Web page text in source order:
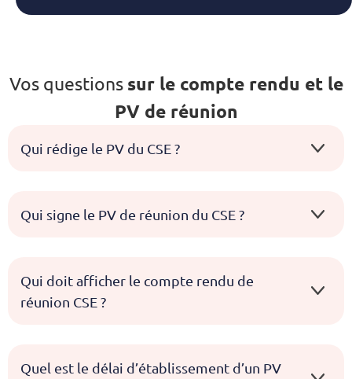
Vos questions sur le compte rendu et le
PV de réunion
Qui rédige le PV du CSE ?
Qui signe le PV de réunion du CSE ?
Qui doit afficher le compte rendu de
réunion CSE ?
Quel est le délai d’établissement d’un PV